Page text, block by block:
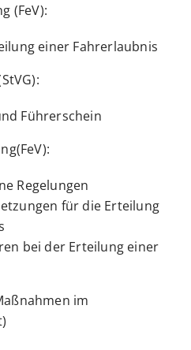
(FeV):
einer Fahrerlaubnis
Führerschein
Regelungen
für die Erteilung
bei der Erteilung einer
im